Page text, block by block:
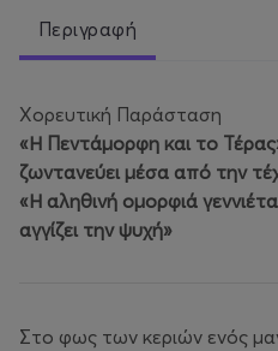
Περιγραφή
Χορευτική Παράσταση
«Η Πεντάμορφη και το
ζωντανεύει μέσα από την
«Η αληθινή ομορφιά
αγγίζει την ψυχή»
Στο φως των κεριών ενός